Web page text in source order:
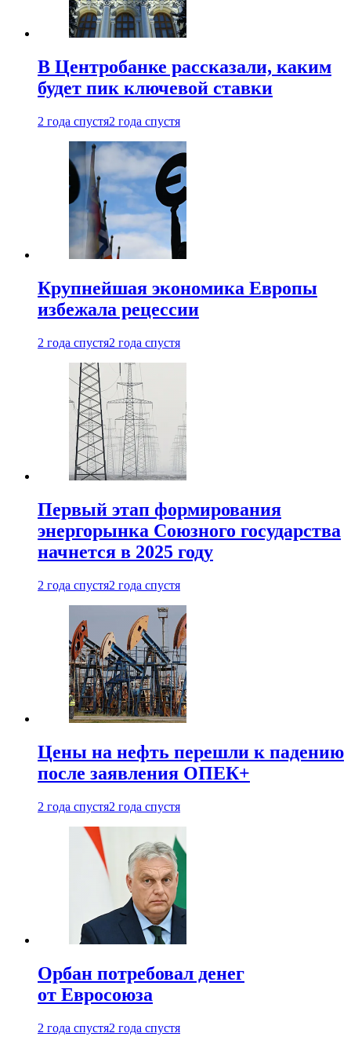
В Центробанке рассказали, каким
будет пик ключевой ставки
2 года спустя2 года спустя
Крупнейшая экономика Европы
избежала рецессии
2 года спустя2 года спустя
Первый этап формирования
энергорынка Союзного государства
начнется в 2025 году
2 года спустя2 года спустя
Цены на нефть перешли к падению
после заявления ОПЕК+
2 года спустя2 года спустя
Орбан потребовал денег
от Евросоюза
2 года спустя2 года спустя